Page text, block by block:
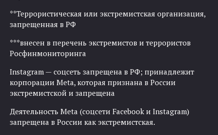
**Террористическая или экстремистская организация,
запрещенная в РФ
***внесен в перечень экстремистов и террористов
Росфинмониторинга
Instagram — соцсеть запрещена в РФ; принадлежит
корпорации Meta, которая признана в России
экстремистской и запрещена
Деятельность Meta (соцсети Facebook и Instagram)
запрещена в России как экстремистская.